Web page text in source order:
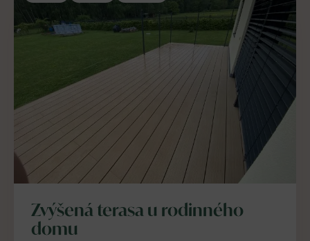
Zvýšená terasa u rodinného
domu